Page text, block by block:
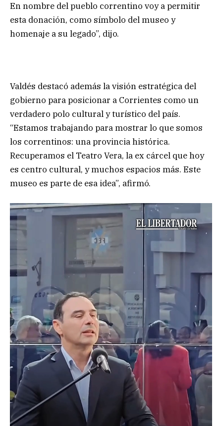
En nombre del pueblo correntino voy a permitir
esta donación, como símbolo del museo y
homenaje a su legado”, dijo.
Valdés destacó además la visión estratégica del
gobierno para posicionar a Corrientes como un
verdadero polo cultural y turístico del país.
“Estamos trabajando para mostrar lo que somos
los correntinos: una provincia histórica.
Recuperamos el Teatro Vera, la ex cárcel que hoy
es centro cultural, y muchos espacios más. Este
museo es parte de esa idea”, afirmó.